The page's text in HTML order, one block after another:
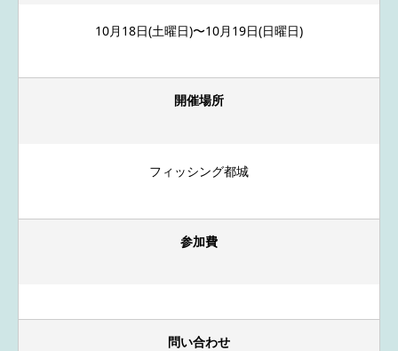
10月18日(土曜日)〜10月19日(日曜日)
開催場所
フィッシング都城
参加費
問い合わせ